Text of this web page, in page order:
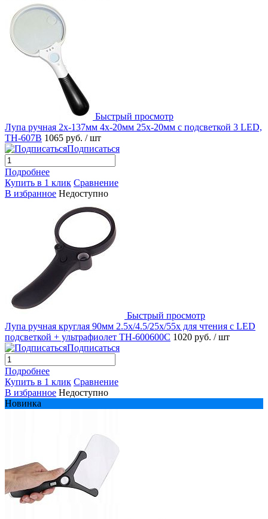
Быстрый просмотр
Лупа ручная 2x-137мм 4x-20мм 25x-20мм с подсветкой 3 LED,
TH-607B 1065 руб. / шт
Подписаться
Подробнее
Купить в 1 клик Сравнение
В избранное Недоступно
Быстрый просмотр
Лупа ручная круглая 90мм 2.5x/4.5/25x/55x для чтения с LED
подсветкой + ультрафиолет TH-600600C 1020 руб. / шт
Подписаться
Подробнее
Купить в 1 клик Сравнение
В избранное Недоступно
Новинка